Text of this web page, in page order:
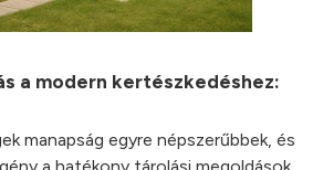
a modern kertészkedéshez:
manapság egyre népszerűbbek, és